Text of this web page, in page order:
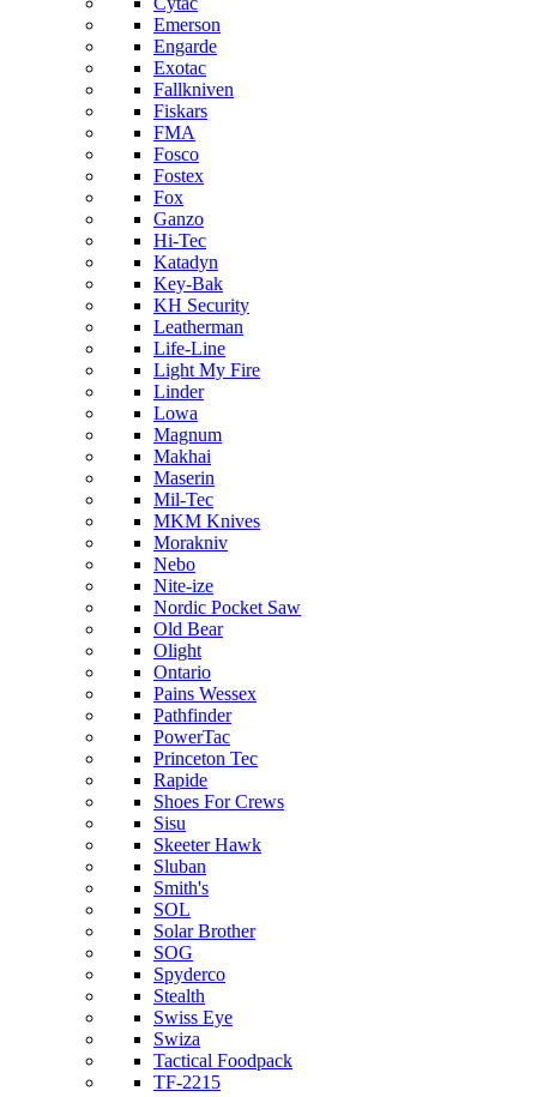
Emerson
Engarde
Exotac
Fallkniven
Fiskars
FMA
Fosco
Fostex
Fox
Ganzo
Hi-Tec
Katadyn
Key-Bak
KH Security
Leatherman
Life-Line
Light My Fire
Linder
Lowa
Magnum
Makhai
Maserin
Mil-Tec
MKM Knives
Morakniv
Nebo
Nite-ize
Nordic Pocket Saw
Old Bear
Olight
Ontario
Pains Wessex
Pathfinder
PowerTac
Princeton Tec
Rapide
Shoes For Crews
Sisu
Skeeter Hawk
Sluban
Smith's
SOL
Solar Brother
SOG
Spyderco
Stealth
Swiss Eye
Swiza
Tactical Foodpack
TF-2215